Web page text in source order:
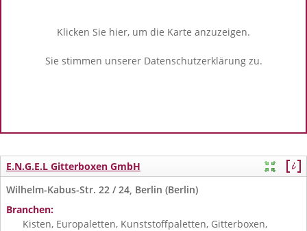
Klicken Sie hier, um die Karte anzuzeigen.
Sie stimmen unserer Datenschutzerklärungzu.
E.N.G.E.L Gitterboxen GmbH
Wilhelm-Kabus-Str. 22 / 24, Berlin (Berlin)
Branchen:
Kisten, Europaletten, Kunststoffpaletten, Gitterboxen,